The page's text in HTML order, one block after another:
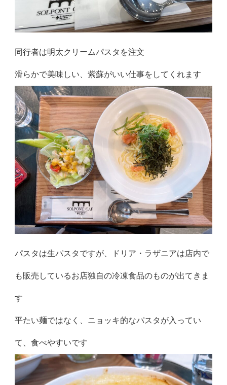
同行者は明太クリームパスタを注文
滑らかで美味しい、紫蘇がいい仕事をしてくれます
パスタは生パスタですが、ドリア・ラザニアは店内で
も販売しているお店独自の冷凍食品のものが出てきま
す
平たい麺ではなく、ニョッキ的なパスタが入ってい
て、食べやすいです